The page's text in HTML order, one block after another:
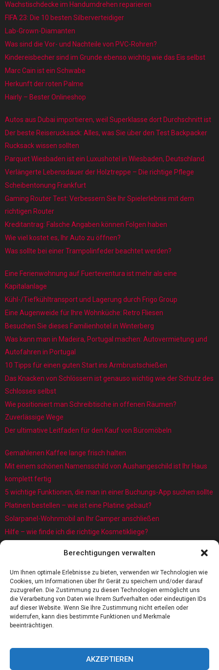
Berechtigungen verwalten
Um Ihnen optimale Erlebnisse zu bieten, verwenden wir Technologien wie
Cookies, um Informationen über Ihr Gerät zu speichern und/oder darauf
zuzugreifen. Die Zustimmung zu diesen Technologien ermöglicht uns
die Verarbeitung von Daten wie Ihrem Surfverhalten oder eindeutigen IDs
auf dieser Website. Wenn Sie Ihre Zustimmung nicht erteilen oder
widerrufen, kann dies bestimmte Funktionen und Merkmale
beeinträchtigen.
AKZEPTIEREN
Wachstischdecke im Handumdrehen reparieren
FIFA 23: Die 10 besten Silberverteidiger
Lab-Grown-Diamanten
Was sind die Vor- und Nachteile von PVC-Rohren?
Kindereisbecher sind im Grunde ebenso wichtig wie das Eis selbst
Marc Cain ist ein Schwabe
Herkunft der roten Palme
Hairly – Bester Onlineshop
Autos aus Dubai importieren, weil Superklasse dort Durchschnitt ist
Der beste Reiserucksack: Alles, was Sie über den Test Backpacker
Rucksack wissen sollten
Parquet Wiesbaden ist ein Luxushotel in Wiesbaden, Deutschland.
Verlängerte Lebensdauer der Holztreppe – Die richtige Pflege
Scheibentonung Frankfurt
Gaming Router Test: Verbessern Sie Ihr Spielerlebnis mit dem
richtigen Router
Kreditantrag: Falsche Angaben können Folgen haben
Wie viel kostet es, Ihr Auto zu öffnen?
Was sollte bei einer Trampolinfeder beachtet werden?
Eine Ferienwohnung auf Fuerteventura ist mehr als eine
Kapitalanlage
Kühl-/Tiefkühltransport und Lagerung durch Frigo Group
Eine Augenweide für Ihre Wohnküche: Retro Fliesen
Besuchen Sie dieses Familienhotel in Winterberg
Was kann man in Madeira, Portugal machen: Autovermietung und
Autofahren in Portugal
10 Tipps für einen guten Start ins Armbrustschießen
Das Knacken von Schlössern ist genauso wichtig wie der Schutz des
Schlosses selbst
Wie positioniert man Schreibtische in offenen Räumen?
Zuverlässige Wege
Der ultimative Leitfaden für den Kauf von Büromöbeln
Gemahlenen Kaffee lange frisch halten
Mit einem schönen Namensschild von Aushangeschild ist Ihr Haus
komplett fertig
5 wichtige Funktionen, die man in einer Buchungs-App suchen sollte
Platinen bestellen – wie ist eine Platine gebaut?
Solarpanel-Wohnmobil an Ihr Camper anschließen
Hilfe – wie finde ich die richtige Kosmetikliege?
Kaffee rösten: Das Röstverfahren ist wichtig für das Aroma
5 Gründe, warum jedes Baby einen Baby Schwimmring benötigt